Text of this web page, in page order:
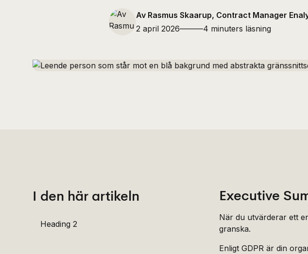
Av Rasmus Skaarup, Contract Manager
2 april 2026———4 minuters läsning
I den här artikeln
Heading 2
Executive
När du utvärderar ett
granska.
Enligt GDPR är din